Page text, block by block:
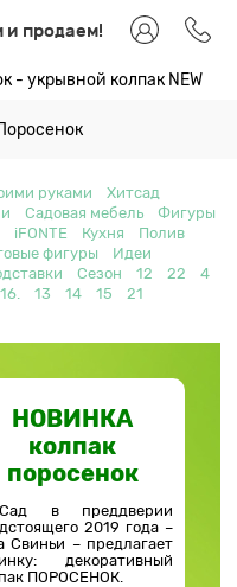
и продаем!
- укрывной колпак NEW
руками
Хитсад
Садовая мебель
Фигуры
iFONTE Кухня
Полив
фигуры
Идеи
Сезон 12 22
4
16. 13 14 15 21
НОВИНКА
колпак
поросенок
в преддверии
2019 года –
Свиньи – предлагает
декоративный
ПОРОСЕНОК.